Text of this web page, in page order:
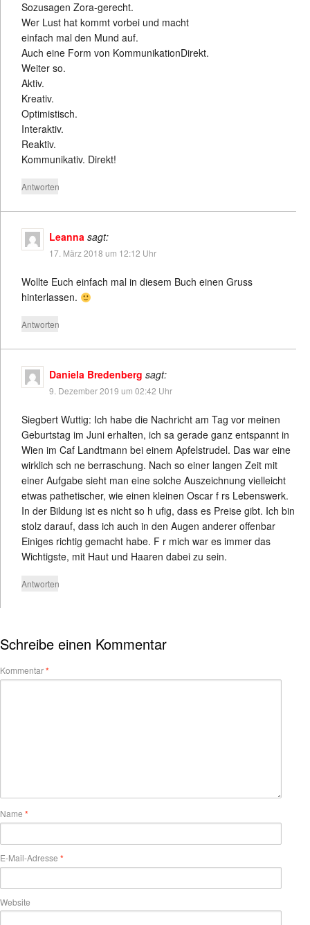
Sozusagen Zora-gerecht.
Wer Lust hat kommt vorbei und macht
einfach mal den Mund auf.
Auch eine Form von KommunikationDirekt.
Weiter so.
Aktiv.
Kreativ.
Optimistisch.
Interaktiv.
Reaktiv.
Kommunikativ. Direkt!
Antworten
Leanna sagt:
17. März 2018 um 12:12 Uhr
Wollte Euch einfach mal in diesem Buch einen Gruss
hinterlassen.
Antworten
Daniela Bredenberg sagt:
9. Dezember 2019 um 02:42 Uhr
Siegbert Wuttig: Ich habe die Nachricht am Tag vor meinen
Geburtstag im Juni erhalten, ich sa gerade ganz entspannt in
Wien im Caf Landtmann bei einem Apfelstrudel. Das war eine
wirklich sch ne berraschung. Nach so einer langen Zeit mit
einer Aufgabe sieht man eine solche Auszeichnung vielleicht
etwas pathetischer, wie einen kleinen Oscar f rs Lebenswerk.
In der Bildung ist es nicht so h ufig, dass es Preise gibt. Ich bin
stolz darauf, dass ich auch in den Augen anderer offenbar
Einiges richtig gemacht habe. F r mich war es immer das
Wichtigste, mit Haut und Haaren dabei zu sein.
Antworten
Schreibe einen Kommentar
Kommentar*
Name *
E-Mail-Adresse *
Website